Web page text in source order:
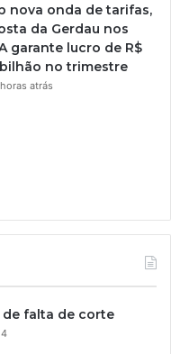
nova onda de tarifas,
da Gerdau nos
garante lucro de R$
bilhão no trimestre
atrás
falta de corte